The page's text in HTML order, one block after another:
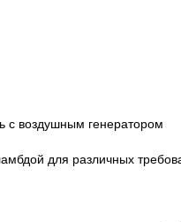
с воздушным генератором
для различных